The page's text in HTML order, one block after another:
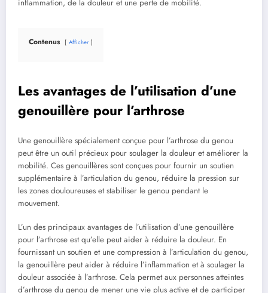
inflammation, de la douleur et une perte de mobilité.
Contenus Afficher
Les avantages de l’utilisation d’une
genouillère pour l’arthrose
Une genouillère spécialement conçue pour l’arthrose du genou
peut être un outil précieux pour soulager la douleur et améliorer la
mobilité. Ces genouillères sont conçues pour fournir un soutien
supplémentaire à l’articulation du genou, réduire la pression sur
les zones douloureuses et stabiliser le genou pendant le
mouvement.
L’un des principaux avantages de l’utilisation d’une genouillère
pour l’arthrose est qu’elle peut aider à réduire la douleur. En
fournissant un soutien et une compression à l’articulation du genou,
la genouillère peut aider à réduire l’inflammation et à soulager la
douleur associée à l’arthrose. Cela permet aux personnes atteintes
d’arthrose du genou de mener une vie plus active et de participer